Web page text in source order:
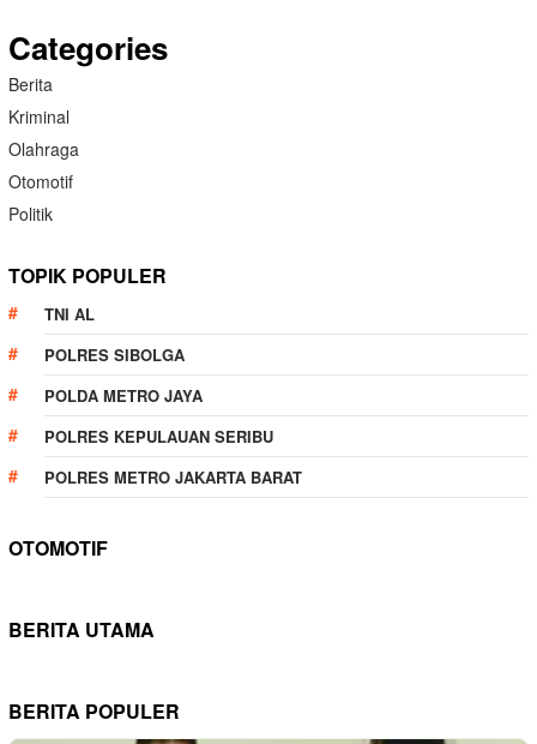
Categories
Berita
Kriminal
Olahraga
Otomotif
Politik
TOPIK POPULER
TNI AL
POLRES SIBOLGA
POLDA METRO JAYA
POLRES KEPULAUAN SERIBU
POLRES METRO JAKARTA BARAT
OTOMOTIF
BERITA UTAMA
BERITA POPULER